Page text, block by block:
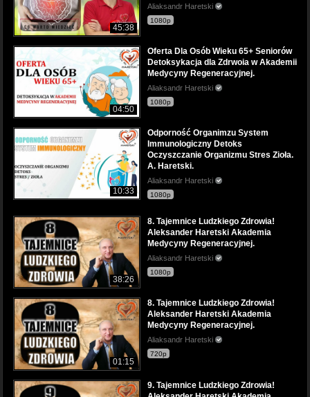
45:38
Aliaksandr Haretski
1080p
04:50
Oferta Dla Osób Wieku 65+ Seniorów
Detoksykacja dla Zdrwoia w Akademii
Medycyny Regeneracyjnej.
Aliaksandr Haretski
1080p
10:33
Odporność Organimzu System
Immunologiczny Detoks
Oczyszczanie Organizmu Stres Zioła.
A. Haretski.
Aliaksandr Haretski
1080p
38:26
8. Tajemnice Ludzkiego Zdrowia!
Aleksander Haretski Akademia
Medycyny Regeneracyjnej.
Aliaksandr Haretski
1080p
01:15
8. Tajemnice Ludzkiego Zdrowia!
Aleksander Haretski Akademia
Medycyny Regeneracyjnej.
Aliaksandr Haretski
720p
9. Tajemnice Ludzkiego Zdrowia!